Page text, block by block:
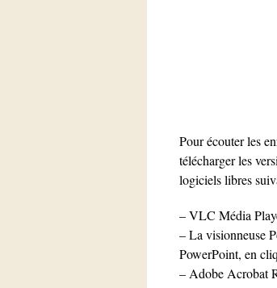
Pour écouter les
télécharger les
logiciels libres
– VLC Média
– La visionneuse
PowerPoint, en
– Adobe Acrobat